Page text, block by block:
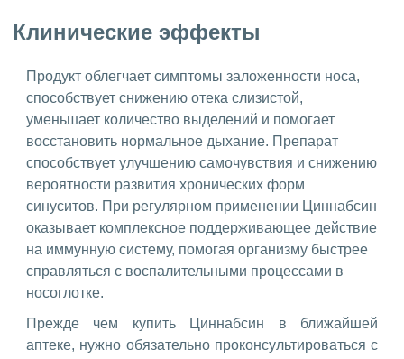
Клинические эффекты
Продукт облегчает симптомы заложенности носа,
способствует снижению отека слизистой,
уменьшает количество выделений и помогает
восстановить нормальное дыхание. Препарат
способствует улучшению самочувствия и снижению
вероятности развития хронических форм
синуситов. При регулярном применении Циннабсин
оказывает комплексное поддерживающее действие
на иммунную систему, помогая организму быстрее
справляться с воспалительными процессами в
носоглотке.
Прежде чем купить Циннабсин в ближайшей
аптеке, нужно обязательно проконсультироваться с